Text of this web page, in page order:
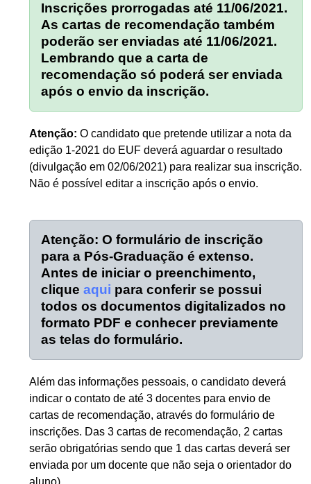
Inscrições prorrogadas até 11/06/2021.
As cartas de recomendação também
poderão ser enviadas até 11/06/2021.
Lembrando que a carta de
recomendação só poderá ser enviada
após o envio da inscrição.
Atenção: O candidato que pretende utilizar a nota da
edição 1-2021 do EUF deverá aguardar o resultado
(divulgação em 02/06/2021) para realizar sua inscrição.
Não é possível editar a inscrição após o envio.
Atenção: O formulário de inscrição
para a Pós-Graduação é extenso.
Antes de iniciar o preenchimento,
clique aqui para conferir se possui
todos os documentos digitalizados no
formato PDF e conhecer previamente
as telas do formulário.
Além das informações pessoais, o candidato deverá
indicar o contato de até 3 docentes para envio de
cartas de recomendação, através do formulário de
inscrições. Das 3 cartas de recomendação, 2 cartas
serão obrigatórias sendo que 1 das cartas deverá ser
enviada por um docente que não seja o orientador do
aluno)